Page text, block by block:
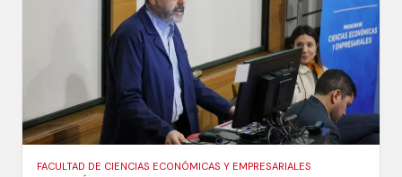
FACULTAD DE CIENCIAS ECONÓMICAS Y EMPRESARIALES